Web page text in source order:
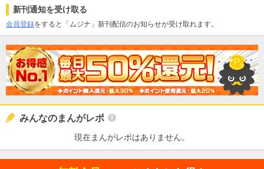
新刊通知を受け取る
会員登録をすると「ムジナ」新刊配信のお知らせが受け取れます。
みんなのまんがレポ
現在まんがレポはありません。